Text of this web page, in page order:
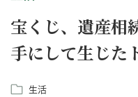
宝くじ、遺産
手にして生じた
生活